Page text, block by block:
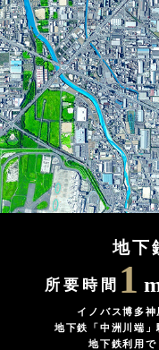
地下
所要時間 1
イノバス博多神
地下鉄「中洲川端」
地下鉄利用で